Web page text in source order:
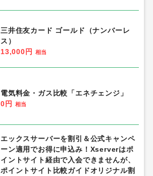
三井住友カード ゴールド（ナンバーレ
ス）
13,000円
相当
電気料金・ガス比較「エネチェンジ」
0円
相当
エックスサーバーを割引＆公式キャンペ
ーン適用でお得に申込み！Xserverはポ
イントサイト経由で入会できませんが、
ポイントサイト比較ガイドオリジナル割